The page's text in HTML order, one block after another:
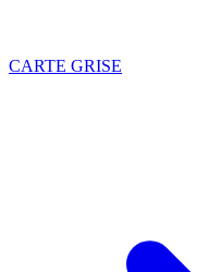
CARTE GRISE